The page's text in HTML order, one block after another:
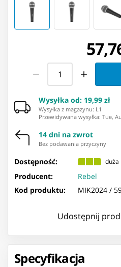
Wysyłka od: 19,99 zł
Wysyłka z magazynu: ⁨L1⁩
Przewidywana wysyłka: Tue,
14 dni na zwrot
Bez podawania przyczyny
Dostępność: duża
Producent:
Rebel
Kod produktu:
MIK2024 /
Udostępnij
Specyfikacja